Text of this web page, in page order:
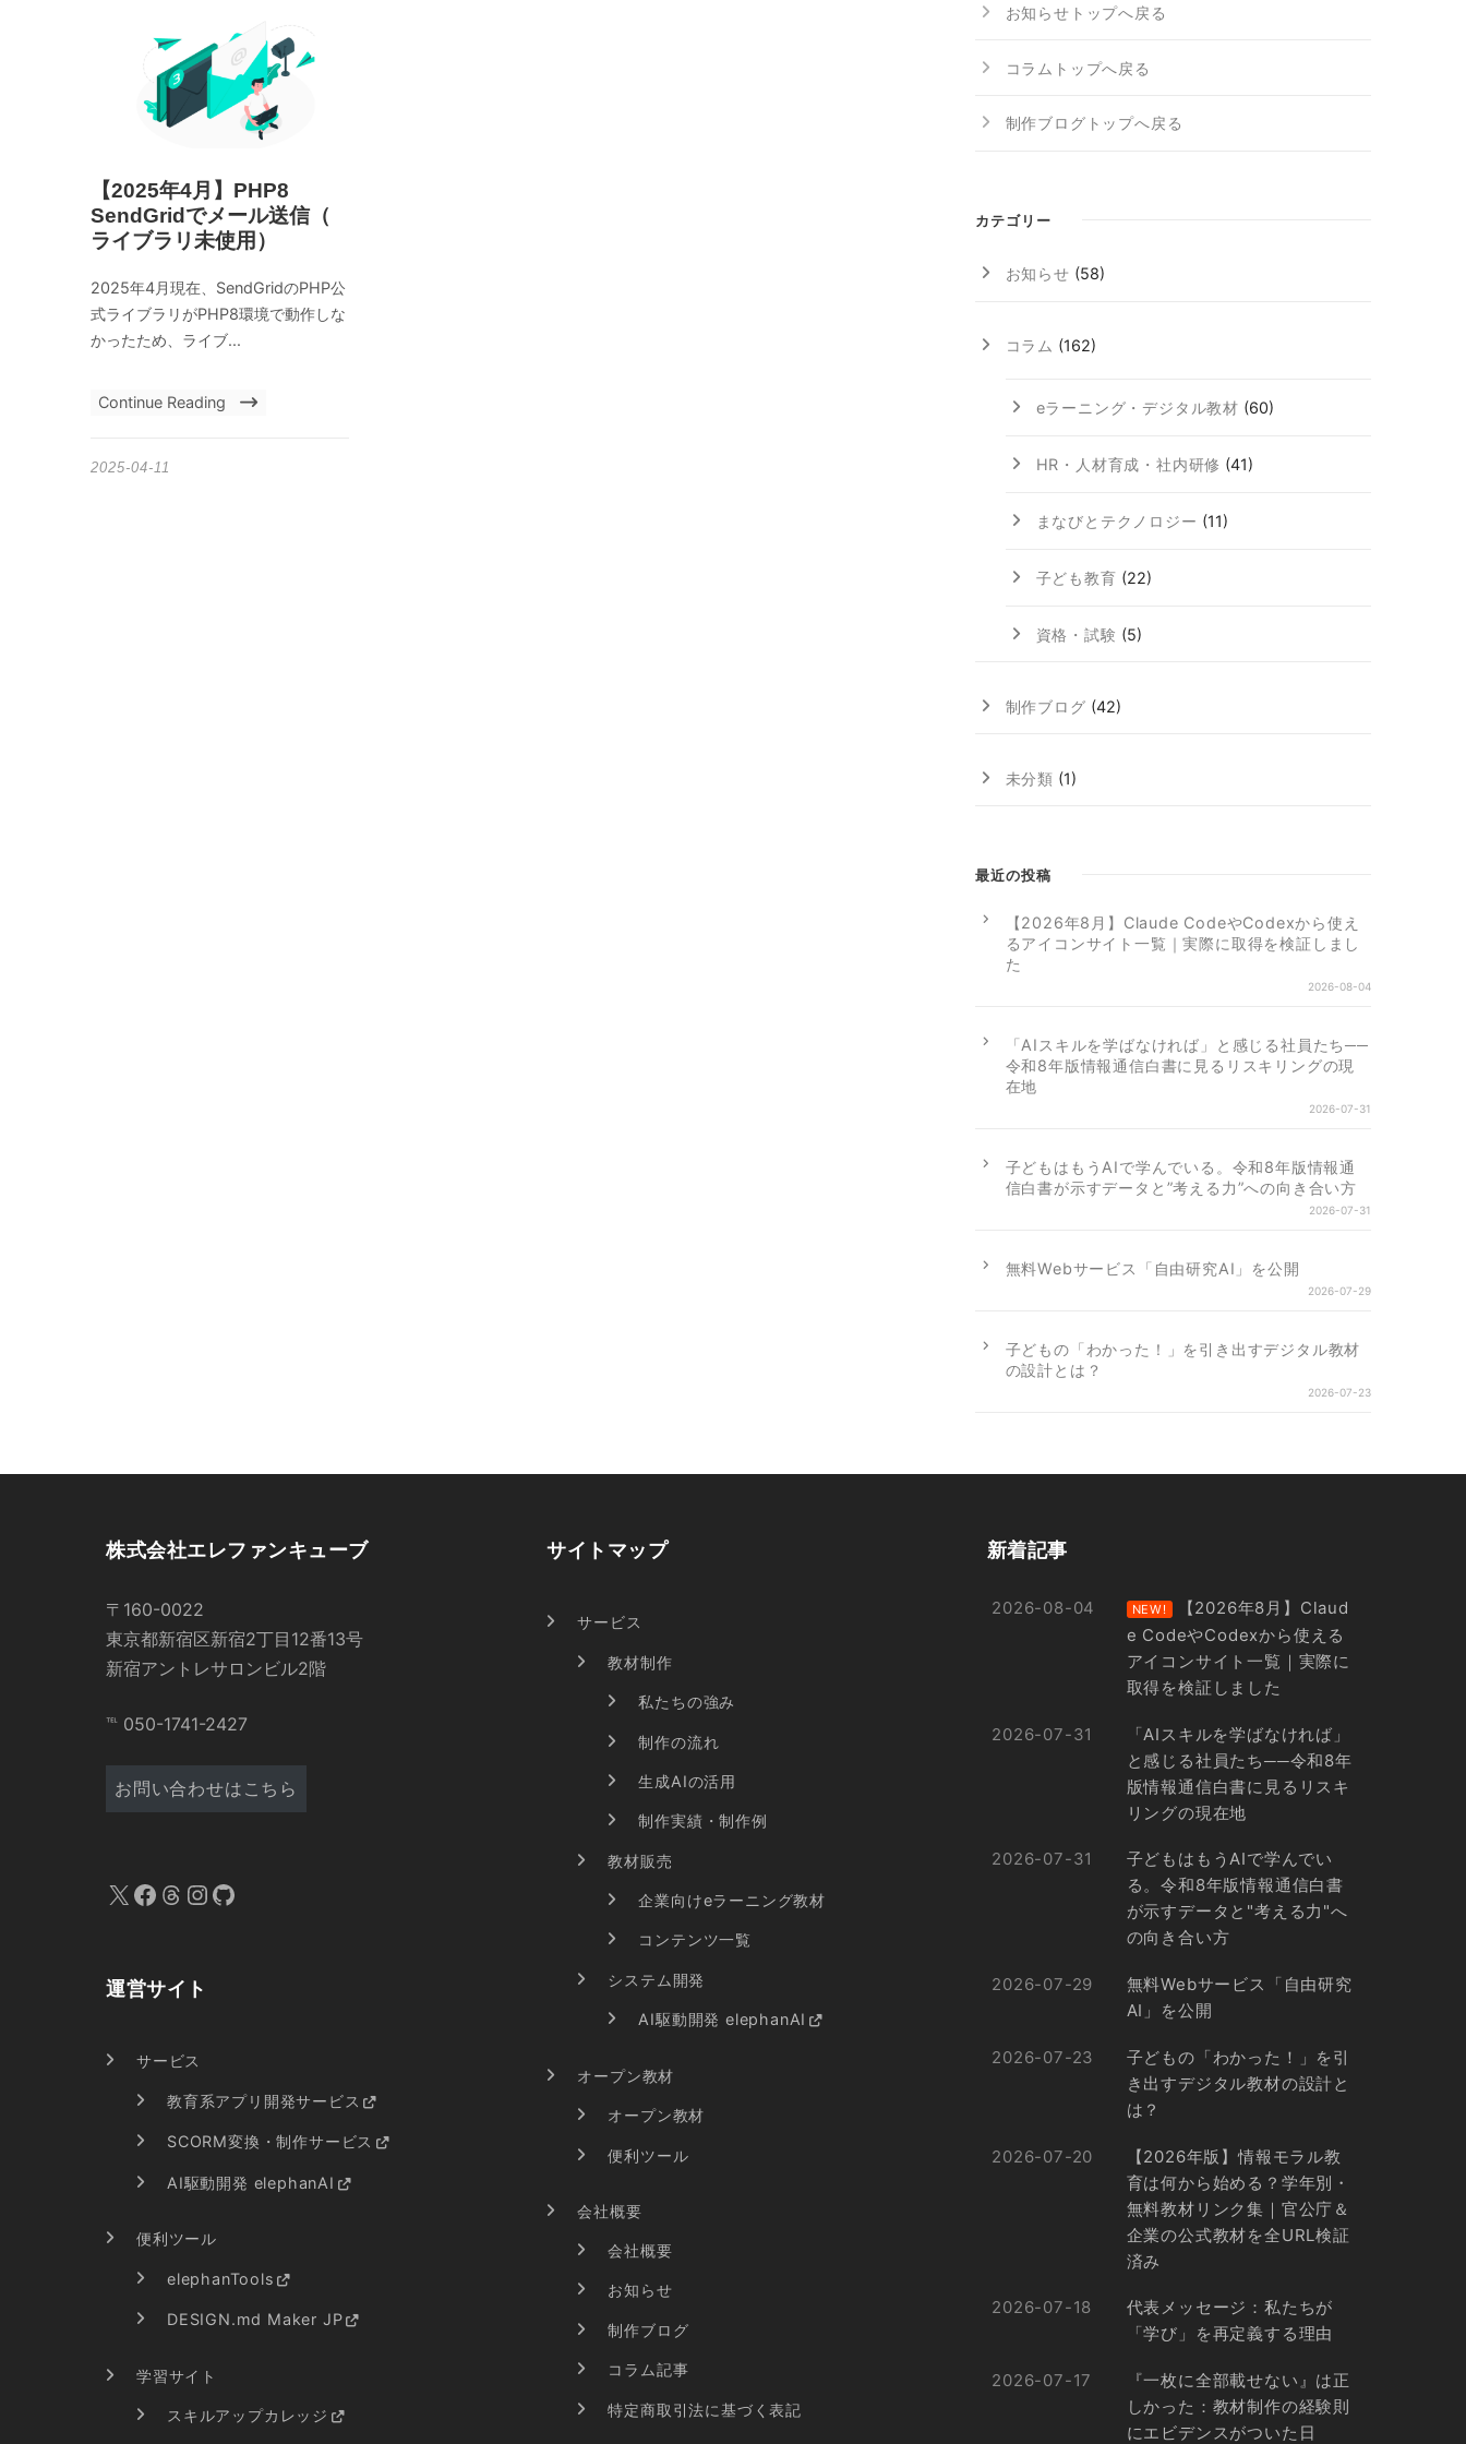
【2025年4月】PHP8
SendGridでメール送信（
ライブラリ未使用）
2025年4月現在、SendGridのPHP公
式ライブラリがPHP8環境で動作しな
かったため、ライブ...
Continue Reading
2025-04-11
お知らせトップへ戻る
コラムトップへ戻る
制作ブログトップへ戻る
カテゴリー
お知らせ (58)
コラム (162)
eラーニング・デジタル教材 (60)
HR・人材育成・社内研修 (41)
まなびとテクノロジー (11)
子ども教育 (22)
資格・試験 (5)
制作ブログ (42)
未分類 (1)
最近の投稿
【2026年8月】Claude CodeやCodexから使え
るアイコンサイト一覧｜実際に取得を検証しまし
た
2026-08-04
「AIスキルを学ばなければ」と感じる社員たち──
令和8年版情報通信白書に見るリスキリングの現
在地
2026-07-31
子どもはもうAIで学んでいる。令和8年版情報通
信白書が示すデータと”考える力”への向き合い方
2026-07-31
無料Webサービス「自由研究AI」を公開
2026-07-29
子どもの「わかった！」を引き出すデジタル教材
の設計とは？
2026-07-23
株式会社エレファンキューブ
〒160-0022
東京都新宿区新宿2丁目12番13号
新宿アントレサロンビル2階
℡ 050-1741-2427
お問い合わせはこちら
X Facebook Threads InstagramGitHub
運営サイト
サービス
教育系アプリ開発サービス
SCORM変換・制作サービス
AI駆動開発 elephanAI
便利ツール
elephanTools
DESIGN.md Maker JP
学習サイト
スキルアップカレッジ
サイトマップ
サービス
教材制作
私たちの強み
制作の流れ
生成AIの活用
制作実績・制作例
教材販売
企業向けeラーニング教材
コンテンツ一覧
システム開発
AI駆動開発 elephanAI
オープン教材
オープン教材
便利ツール
会社概要
会社概要
お知らせ
制作ブログ
コラム記事
特定商取引法に基づく表記
新着記事
2026-08-04 NEW! 【2026年8月】Claud
e CodeやCodexから使える
アイコンサイト一覧｜実際に
取得を検証しました
2026-07-31
「AIスキルを学ばなければ」
と感じる社員たち──令和8年
版情報通信白書に見るリスキ
リングの現在地
2026-07-31
子どもはもうAIで学んでい
る。令和8年版情報通信白書
が示すデータと"考える力"へ
の向き合い方
2026-07-29
無料Webサービス「自由研究
AI」を公開
2026-07-23
子どもの「わかった！」を引
き出すデジタル教材の設計と
は？
2026-07-20
【2026年版】情報モラル教
育は何から始める？学年別・
無料教材リンク集｜官公庁＆
企業の公式教材を全URL検証
済み
2026-07-18
代表メッセージ：私たちが
「学び」を再定義する理由
2026-07-17
『一枚に全部載せない』は正
しかった：教材制作の経験則
にエビデンスがついた日